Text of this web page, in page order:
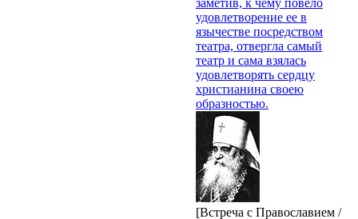
удовлетворение ее в
язычестве посредством
театра, отвергла самый
театр и сама взялась
удовлетворять сердцу
христианина своею
образностью.
[Встреча с Православием /